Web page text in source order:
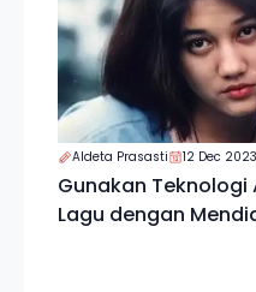
Aldeta Prasasti 12 Dec 2023
Gunakan Teknologi
Lagu dengan